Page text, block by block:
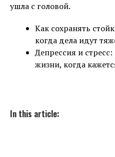
ушла с головой.
Как сохранять
когда дела идут
Депрессия и
жизни, когда
In this article: